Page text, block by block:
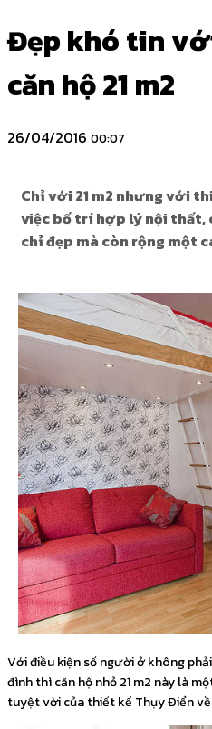
Đẹp khó tin
căn hộ 21 m2
26/04/2016 00:07
Chỉ với 21 m2 nhưng với
việc bố trí hợp lý nội thất,
chỉ đẹp mà còn rộng một
Với điều kiện số người ở không
đình thì căn hộ nhỏ 21 m2 này là
tuyệt vời của thiết kế Thụy Điển